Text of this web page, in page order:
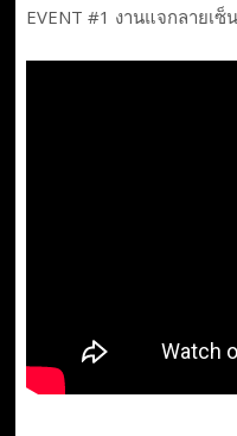
EVENT #1 งานแจกลายเ